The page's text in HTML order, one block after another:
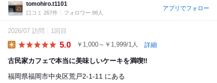
tomohiro.t1101
口コミ 267件 フォロワー 98人
アプリでフォロー
2026/07 訪問 1回目
5.0 ￥1,000～￥1,999/1人 詳細
古民家カフェで本当に美味しいケーキを満喫‼️
福岡県福岡市中央区荒戸2-1-11 にある